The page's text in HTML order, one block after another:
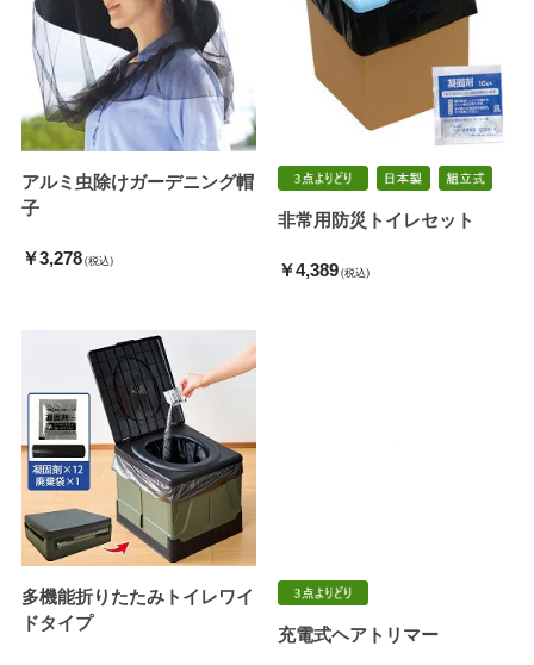
アルミ虫除けガーデニング帽
子
￥3,278 (税込)
非常用防災トイレセット
￥4,389 (税込)
多機能折りたたみトイレワイ
ドタイプ
充電式ヘアトリマー